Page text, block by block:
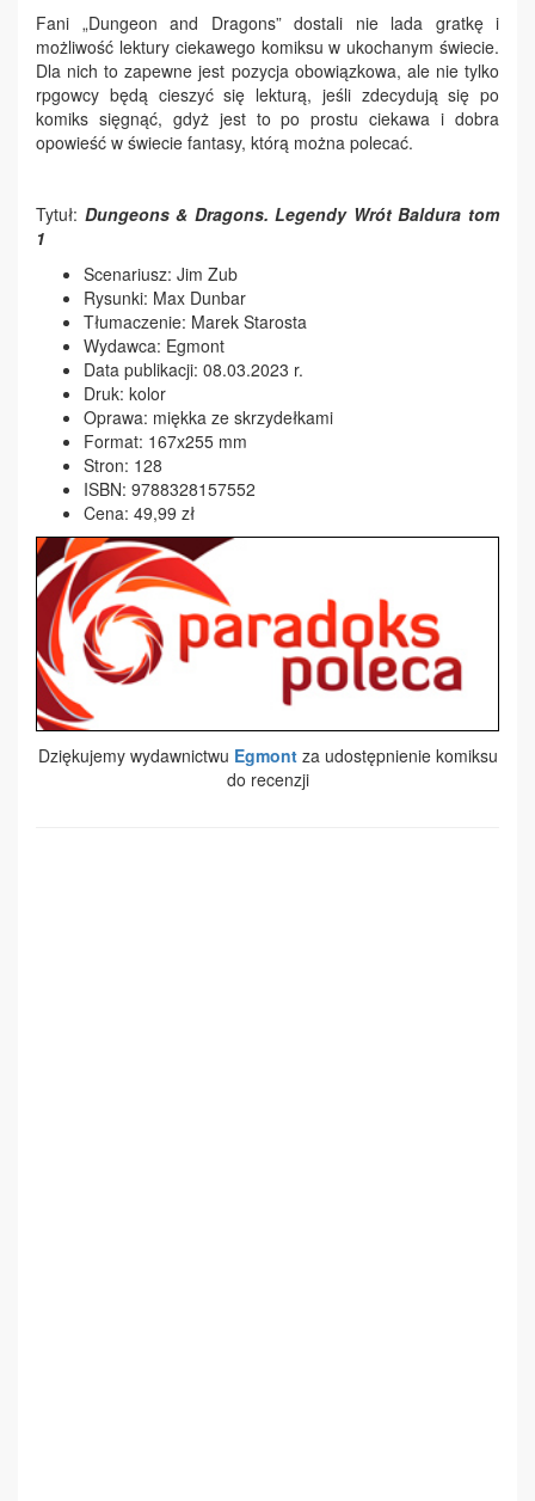
Fani „Dungeon and Dragons” dostali nie lada gratkę i
możliwość lektury ciekawego komiksu w ukochanym świecie.
Dla nich to zapewne jest pozycja obowiązkowa, ale nie tylko
rpgowcy będą cieszyć się lekturą, jeśli zdecydują się po
komiks sięgnąć, gdyż jest to po prostu ciekawa i dobra
opowieść w świecie fantasy, którą można polecać.
Tytuł: Dungeons & Dragons. Legendy Wrót Baldura tom
1
Scenariusz: Jim Zub
Rysunki: Max Dunbar
Tłumaczenie: Marek Starosta
Wydawca: Egmont
Data publikacji: 08.03.2023 r.
Druk: kolor
Oprawa: miękka ze skrzydełkami
Format: 167x255 mm
Stron: 128
ISBN: 9788328157552
Cena: 49,99 zł
Dziękujemy wydawnictwu Egmontza udostępnienie komiksu
do recenzji